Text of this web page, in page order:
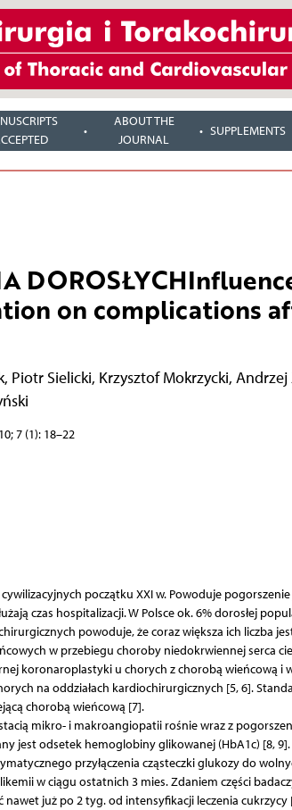
ABOUT THE
JOURNAL
SUPPLEMENTS
on complications
, Piotr Sielicki, Krzysztof Mokrzycki, Andrzej
7 (1): 18–22
początku XXI w. Powoduje pogorszenie
czas hospitalizacji. W Polsce ok. 6% dorosłej
powoduje, że coraz większa ich liczba
w przebiegu choroby niedokrwiennej serca
koronaroplastyki u chorych z chorobą wieńcową i
na oddziałach kardiochirurgicznych [5, 6].
chorobą wieńcową [7].
mikro- i makroangiopatii rośnie wraz z
jest odsetek hemoglobiny glikowanej (HbA1c) [8,
przyłączenia cząsteczki glukozy do
w ciągu ostatnich 3 mies. Zdaniem części
już po 2 tyg. od intensyfikacji leczenia